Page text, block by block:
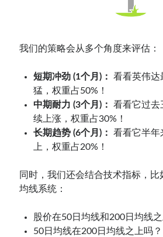
我们的策略会从多个角度来评估：
短期冲劲 (1个月)：
看看英伟达
猛，权重占50%！
中期耐力 (3个月)：
看看它过去
续上涨，权重占30%！
长期趋势 (6个月)：
看看它半年
上，权重占20%！
同时，我们还会结合技术指标，
均线系统：
股价在50日均线和200日均线之
50日均线在200日均线之上吗？